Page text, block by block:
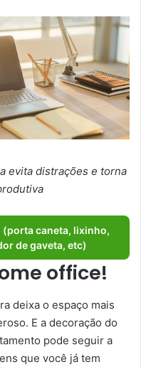
evita distrações e torna
caneta, lixinho,
de gaveta, etc)
office!
deixa o espaço mais
E a decoração do
pode seguir a
que você já tem